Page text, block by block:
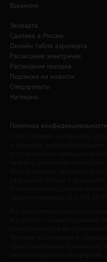
Вакансии
Экокарта
Сделано в России
Онлайн-табло аэропорта
Расписание электричек
Расписание поездов
Подписка на новости
Спецпроекты
Наглядно
Политика конфиденциальности